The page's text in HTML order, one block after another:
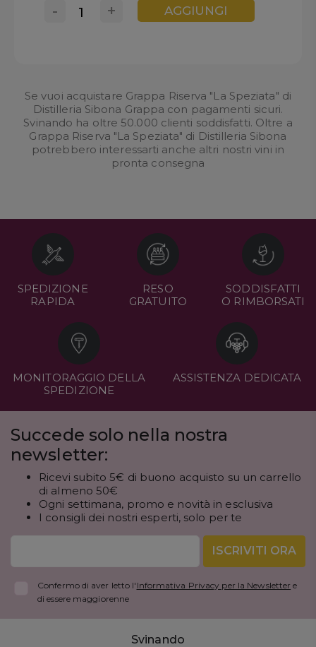
+
- AGGIUNGI
Se vuoi acquistare Grappa Riserva "La Speziata" di
Distilleria Sibona Grappa con pagamenti sicuri.
Svinando ha oltre 50.000 clienti soddisfatti. Oltre a
Grappa Riserva "La Speziata" di Distilleria Sibona
potrebbero interessarti anche altri nostrivini in
pronta consegna
SPEDIZIONE
RAPIDA
RESO
GRATUITO
SODDISFATTI
O RIMBORSATI
MONITORAGGIO DELLA
SPEDIZIONE
ASSISTENZA DEDICATA
Succede solo nella nostra
newsletter:
Ricevi subito 5€ di buono acquisto su un carrello
di almeno 50€
Ogni settimana, promo e novità in esclusiva
I consigli dei nostri esperti, solo per te
ISCRIVITI ORA
Confermo di aver letto l' Informativa Privacy per la Newsletter e
di essere maggiorenne
Svinando